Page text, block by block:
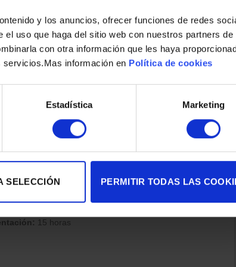
y los anuncios, ofrecer funciones de redes
uso que haga del sitio web con nuestros partners de
con otra información que les haya
servicios.Mas información en Política de cookies
Estadística Marketing
SELECCIÓN PERMITIR TODAS LAS
15 horas